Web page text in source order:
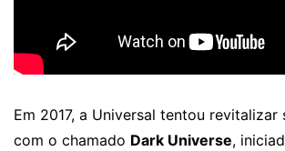
Em 2017, a Universal tentou revitalizar
com o chamado Dark Universe,